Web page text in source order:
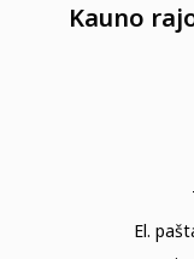
Kauno
El.